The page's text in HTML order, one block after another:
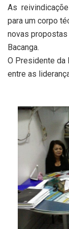
As
para um corpo
novas propostas
Bacanga.
O Presidente da
entre as